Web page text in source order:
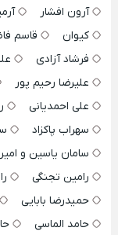
آرون افشار
کیوان
قاسم
فرشاد آزادی
علیرضا رحیم پور
علی احمدیانی
سهراب پاکزاد
سامان یاسین و
رامین تجنگی
حمیدرضا بابایی
حامد الماسی